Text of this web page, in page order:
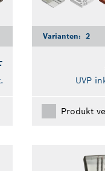
Varianten: 2
UVP
Produkt